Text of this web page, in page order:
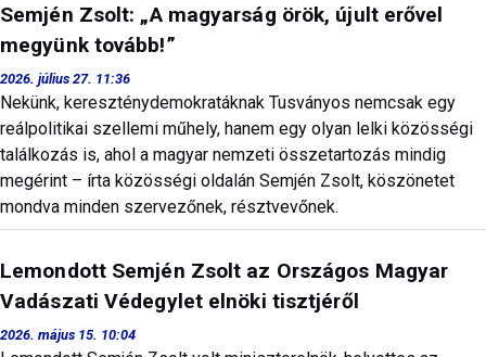
Semjén Zsolt: „A magyarság örök, újult erővel
megyünk tovább!”
2026. július 27. 11:36
Nekünk, kereszténydemokratáknak Tusványos nemcsak egy
reálpolitikai szellemi műhely, hanem egy olyan lelki közösségi
találkozás is, ahol a magyar nemzeti összetartozás mindig
megérint – írta közösségi oldalán Semjén Zsolt, köszönetet
mondva minden szervezőnek, résztvevőnek.
Lemondott Semjén Zsolt az Országos Magyar
Vadászati Védegylet elnöki tisztjéről
2026. május 15. 10:04